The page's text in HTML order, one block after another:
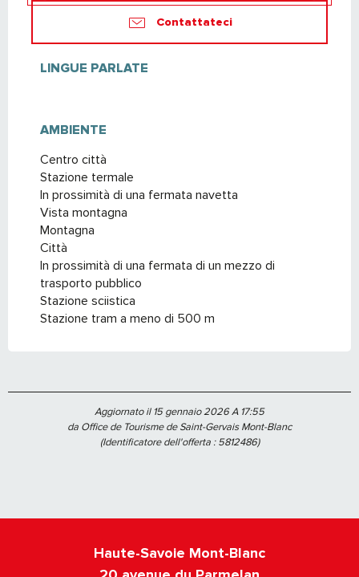
Contattateci
LINGUE PARLATE
LINGUE PARLATE
AMBIENTE
AMBIENTE
Centro città
Stazione termale
In prossimità di una fermata navetta
Vista montagna
Montagna
Città
In prossimità di una fermata di un mezzo di
trasporto pubblico
Stazione sciistica
Stazione tram a meno di 500 m
Aggiornato il 15 gennaio 2026 A 17:55
da Office de Tourisme de Saint-Gervais Mont-Blanc
(Identificatore dell'offerta :5812486)
Haute-Savoie Mont-Blanc